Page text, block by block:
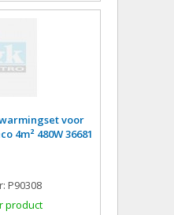
voor
4m² 480W 36681
P90308
product